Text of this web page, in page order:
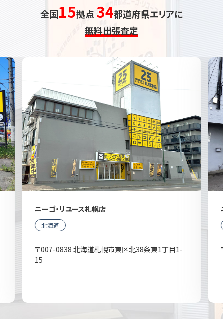
全国15拠点 34都道府県エリアに
無料出張査定
ニーゴ・リユース札幌店
北海道
〒007-0838 北海道札幌市東区北38条東1丁目1-
15